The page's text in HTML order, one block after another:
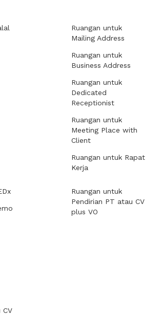
Ruangan untuk
Mailing Address
Ruangan untuk
Business Address
Ruangan untuk
Dedicated
Receptionist
Ruangan untuk
Meeting Place with
Client
Ruangan untuk Rapat
Kerja
CV
Ruangan untuk
Pendirian PT atau CV
plus VO